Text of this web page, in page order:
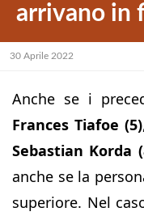
arrivano in
30 Aprile 2022
Anche se i
Frances Tiafoe (5)
Sebastian Korda
anche se la
superiore. Nel